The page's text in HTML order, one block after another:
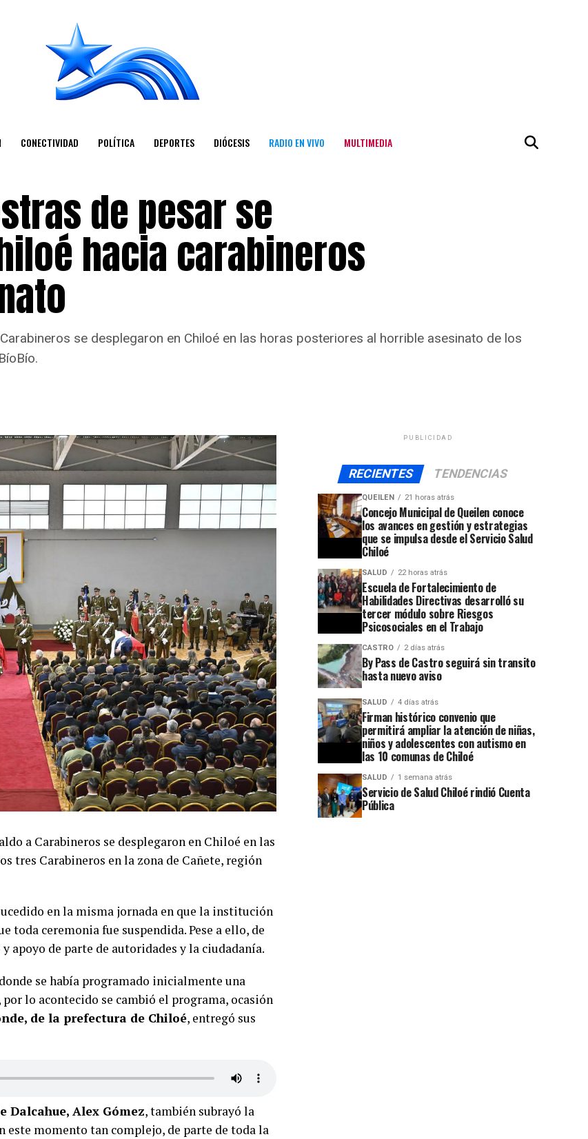
CONECTIVIDAD POLÍTICA DEPORTES DIÓCESIS RADIO EN VIVO MULTIMEDIA
de pesar se
hacia carabineros
se desplegaron en Chiloé en las horas posteriores al horrible asesinato de los
a Carabineros se desplegaron en Chiloé en las
tres Carabineros en la zona de Cañete, región
en la misma jornada en que la institución
toda ceremonia fue suspendida. Pese a ello, de
apoyo de parte de autoridades y la ciudadanía.
se había programado inicialmente una
lo acontecido se cambió el programa, ocasión
de la prefectura de Chiloé, entregó sus
Dalcahue, Alex Gómez, también subrayó la
este momento tan complejo, de parte de toda la
PUBLICIDAD
RECIENTES TENDENCIAS
QUEILEN 21 horas atrás
Concejo Municipal de Queilen conoce
los avances en gestión y estrategias
que se impulsa desde el Servicio Salud
Chiloé
SALUD 22 horas atrás
Escuela de Fortalecimiento de
Habilidades Directivas desarrolló su
tercer módulo sobre Riesgos
Psicosociales en el Trabajo
CASTRO 2 días atrás
By Pass de Castro seguirá sin transito
hasta nuevo aviso
SALUD 4 días atrás
Firman histórico convenio que
permitirá ampliar la atención de niñas,
niños y adolescentes con autismo en
las 10 comunas de Chiloé
SALUD 1 semana atrás
Servicio de Salud Chiloé rindió Cuenta
Pública